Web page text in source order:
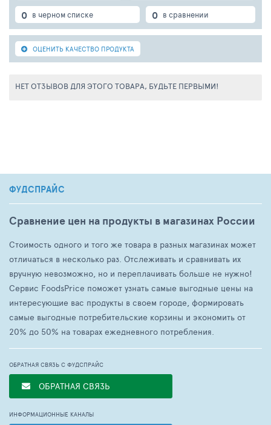
0 в черном списке 0 в сравнении
ОЦЕНИТЬ КАЧЕСТВО ПРОДУКТА
НЕТ ОТЗЫВОВ ДЛЯ ЭТОГО ТОВАРА, БУДЬТЕ ПЕРВЫМИ!
ФУДСПРАЙС
Сравнение цен на продукты в магазинах России
Стоимость одного и того же товара в разных магазинах может
отличаться в несколько раз. Отслеживать и сравнивать их
вручную невозможно, но и переплачивать больше не нужно!
Сервис FoodsPrice поможет узнать самые выгодные цены на
интересующие вас продукты в своем городе, формировать
самые выгодные потребительские корзины и экономить от
20% до 50% на товарах ежедневного потребления.
ОБРАТНАЯ СВЯЗЬ С ФУДСПРАЙС
ОБРАТНАЯ СВЯЗЬ
ИНФОРМАЦИОННЫЕ КАНАЛЫ